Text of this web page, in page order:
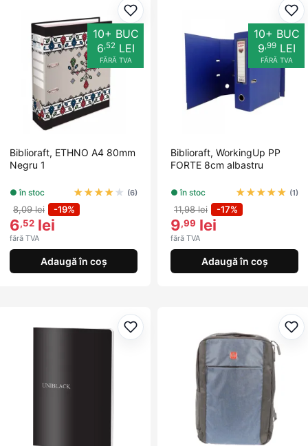
Adaugă la favorite
10+ BUC
6,52LEI
FĂRĂ TVA
Biblioraft, ETHNO A4 80mm
Negru 1
● în stoc ★★★★ ★ (6)
8,09 lei -19%
6,52 lei
fără TVA
Adaugă în coș
10+ BUC
9,99LEI
FĂRĂ TVA
Biblioraft, WorkingUp PP
FORTE 8cm albastru
● în stoc ★★★★★ (1)
11,98 lei -17%
9,99 lei
fără TVA
Adaugă în coș
Adaugă la favorite